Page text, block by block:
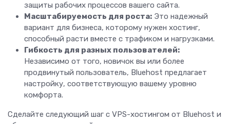
защиты рабочих процессов вашего сайта.
Масштабируемость для роста: Это надежный
вариант для бизнеса, которому нужен хостинг,
способный расти вместе с трафиком и нагрузками.
Гибкость для разных пользователей:
Независимо от того, новичок вы или более
продвинутый пользователь, Bluehost предлагает
настройку, соответствующую вашему уровню
комфорта.
Сделайте следующий шаг с VPS-хостингом от Bluehost и